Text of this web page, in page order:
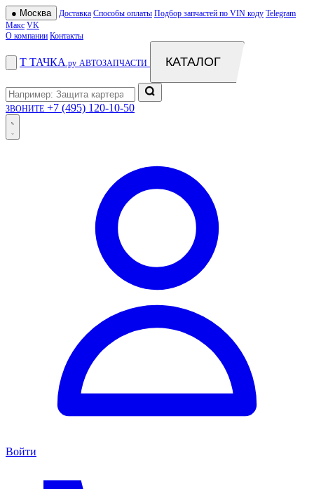
● Москва Доставка Способы оплаты Подбор запчастей по VIN коду Telegram
Макс VK
О компании Контакты
Т ТАЧКА .ру АВТОЗАПЧАСТИ КАТАЛОГ
ЗВОНИТЕ +7 (495) 120-10-50
Войти